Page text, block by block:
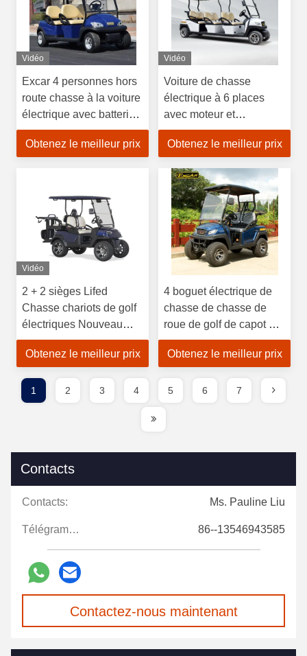
Vidéo
Excar 4 personnes hors
route chasse à la voiture
électrique avec batterie
au lithium
Obtenez le meilleur prix
Vidéo
Voiture de chasse
électrique à 6 places
avec moteur et
contrôleur
Obtenez le meilleur prix
Vidéo
2 + 2 sièges Lifed
Chasse chariots de golf
électriques Nouveau
design modèle populaire
avec siège arrière flip
Obtenez le meilleur prix
4 boguet électrique de
chasse de chasse de
roue de golf de capot en
plastique électrique des
chariots 48V pp
Obtenez le meilleur prix
1 2 3 4 5 6 7
Contacts
Contacts: Ms. Pauline Liu
Télégramme: 86--13546943585
Contactez-nous maintenant